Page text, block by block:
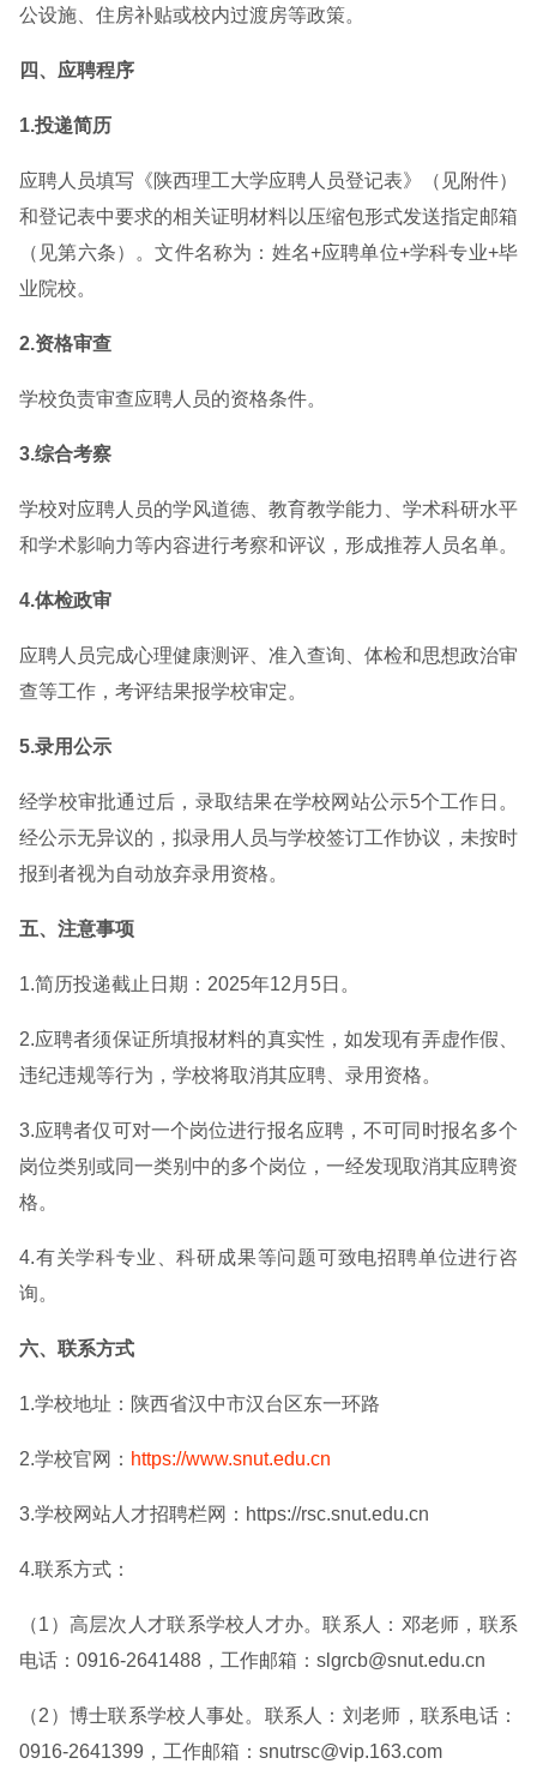
公设施、住房补贴或校内过渡房等政策。
四、应聘程序
1.投递简历
应聘人员填写《陕西理工大学应聘人员登记表》（见附件）
和登记表中要求的相关证明材料以压缩包形式发送指定邮箱
（见第六条）。文件名称为：姓名+应聘单位+学科专业+毕
业院校。
2.资格审查
学校负责审查应聘人员的资格条件。
3.综合考察
学校对应聘人员的学风道德、教育教学能力、学术科研水平
和学术影响力等内容进行考察和评议，形成推荐人员名单。
4.体检政审
应聘人员完成心理健康测评、准入查询、体检和思想政治审
查等工作，考评结果报学校审定。
5.录用公示
经学校审批通过后，录取结果在学校网站公示5个工作日。
经公示无异议的，拟录用人员与学校签订工作协议，未按时
报到者视为自动放弃录用资格。
五、注意事项
1.简历投递截止日期：2025年12月5日。
2.应聘者须保证所填报材料的真实性，如发现有弄虚作假、
违纪违规等行为，学校将取消其应聘、录用资格。
3.应聘者仅可对一个岗位进行报名应聘，不可同时报名多个
岗位类别或同一类别中的多个岗位，一经发现取消其应聘资
格。
4.有关学科专业、科研成果等问题可致电招聘单位进行咨
询。
六、联系方式
1.学校地址：陕西省汉中市汉台区东一环路
2.学校官网： https://www.snut.edu.cn
3.学校网站人才招聘栏网：https://rsc.snut.edu.cn
4.联系方式：
（1）高层次人才联系学校人才办。联系人：邓老师，联系
电话：0916-2641488，工作邮箱：slgrcb@snut.edu.cn
（2）博士联系学校人事处。联系人：刘老师，联系电话：
0916-2641399，工作邮箱：snutrsc@vip.163.com